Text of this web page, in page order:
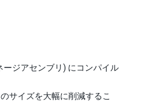
ージアセンブリ) にコンパイル
サイズを大幅に削減するこ